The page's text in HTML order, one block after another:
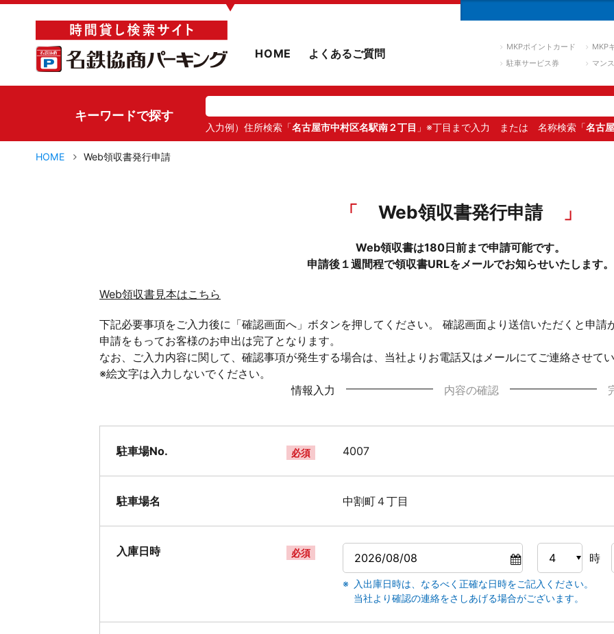
▼
HOME よくあるご質問 MKPポイントカード
MKP
駐車サービス券
マン
キーワードで探す
入力例）住所検索「名古屋市中村区名駅南２丁目 」※丁目まで入力 または 名称検索「名古
HOME Web領収書発行申請
Web領収書発行申請
Web領収書は180日前まで申請可能です。
申請後１週間程で領収書URLをメールでお知らせいたします。
Web領収書見本はこちら
下記必要事項をご入力後に「確認画面へ」ボタンを押してください。 確認画面より送信いただくと申請
申請をもってお客様のお申出は完了となります。
なお、ご入力内容に関して、確認事項が発生する場合は、当社よりお電話又はメールにてご連絡させて
※絵文字は入力しないでください。
情報入力
内容の確認
駐車場No. 必須 4007
駐車場名 中割町４丁目
入庫日時 必須 時
入出庫日時は、なるべく正確な日時をご記入ください。
当社より確認の連絡をさしあげる場合がございます。